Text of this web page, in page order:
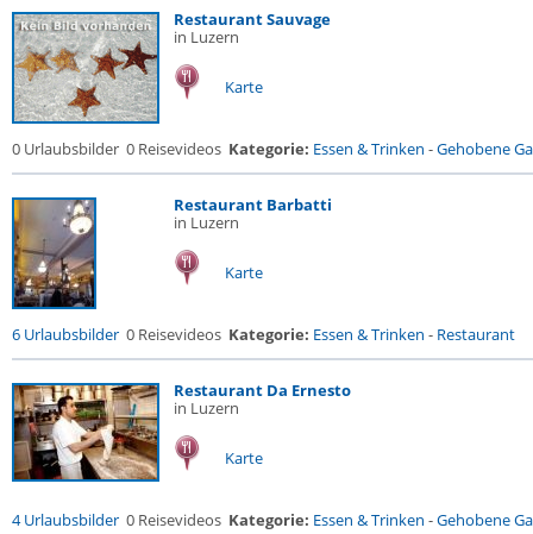
Restaurant Sauvage
in Luzern
Karte
0 Urlaubsbilder 0 Reisevideos Kategorie: Essen & Trinken -Gehobene
Restaurant Barbatti
in Luzern
Karte
6 Urlaubsbilder 0 Reisevideos Kategorie: Essen & Trinken - Restaurant
Restaurant Da Ernesto
in Luzern
Karte
4 Urlaubsbilder 0 Reisevideos Kategorie: Essen & Trinken -Gehobene